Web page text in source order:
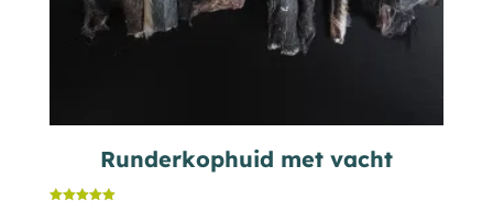
Runderkophuid met vacht